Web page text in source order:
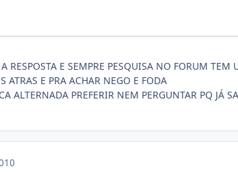
RESPOSTA E SEMPRE PESQUISA NO FORUM TEM
E PRA ACHAR NEGO E FODA
ALTERNADA PREFERIR NEM PERGUNTAR PQ